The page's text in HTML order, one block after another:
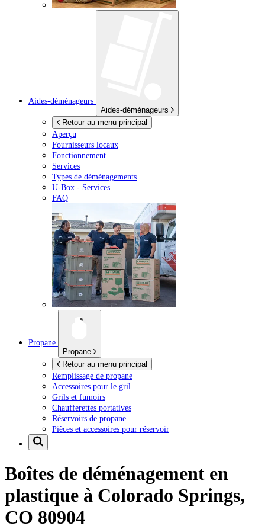
Aides-déménageurs
Aides-déménageurs
Retour au menu principal
Aperçu
Fournisseurs locaux
Fonctionnement
Services
Types de déménagements
U-Box - Services
FAQ
Propane
Propane
Retour au menu principal
Remplissage de propane
Accessoires pour le gril
Grils et fumoirs
Chaufferettes portatives
Réservoirs de propane
Pièces et accessoires pour réservoir
Boîtes de déménagement en
plastique à Colorado Springs,
CO 80904